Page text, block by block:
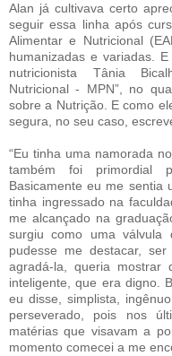
Alan já cultivava certo
seguir essa linha após
Alimentar e Nutricional
humanizadas e variadas.
nutricionista Tânia
Nutricional - MPN”, no
sobre a Nutrição. E como
segura, no seu caso,
“Eu tinha uma namorada
também foi primordial
Basicamente eu me sentia
tinha ingressado na
me alcançado na
surgiu como uma
pudesse me destacar,
agradá-la, queria
inteligente, que era digno.
eu disse, simplista,
perseverado, pois nos
matérias que visavam a
momento comecei a me